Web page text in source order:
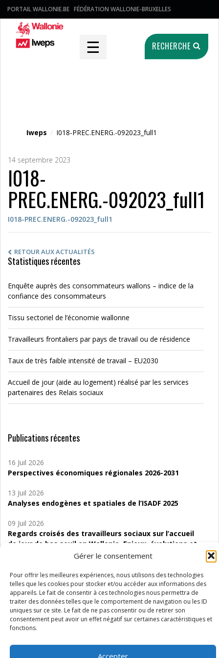
Gérer le consentement
Pour offrir les meilleures expériences, nous utilisons des technologies
telles que les cookies pour stocker et/ou accéder aux informations des
appareils. Le fait de consentir à ces technologies nous permettra de
traiter des données telles que le comportement de navigation ou les ID
uniques sur ce site. Le fait de ne pas consentir ou de retirer son
consentement peut avoir un effet négatif sur certaines caractéristiques et
fonctions.
Accepter
PORTAIL WALLONIE.BE FÉDÉRATION WALLONIE-BRUXELLES
☰ RECHERCHE
Iweps / I018-PREC.ENERG.-092023_full1
14 septembre 2023
I018-
PREC.ENERG.-092023_full1
I018-PREC.ENERG.-092023_full1
RETOUR AUX ACTUALITÉS
Statistiques récentes
Enquête auprès des consommateurs wallons – indice de la
confiance des consommateurs
Tissu sectoriel de l’économie wallonne
Travailleurs frontaliers par pays de travail ou de résidence
Taux de très faible intensité de travail – EU2030
Accueil de jour (aide au logement) réalisé par les services
partenaires des Relais sociaux
Publications récentes
16 Juil 2026
Perspectives économiques régionales 2026-2031
13 Juil 2026
Analyses endogènes et spatiales de l’ISADF 2025
09 Juil 2026
Regards croisés des travailleurs sociaux sur l’accueil
de jour de bas seuil en Wallonie. Enjeux, évolutions et
06 Juil 2026
Étude d’évaluabilité des Structures
d’accompagnement à l’autocréation d’emploi (SAACE)
01 Juil 2026
Pénurie du personnel infirmier :quels indicateurs
Wallonie ?